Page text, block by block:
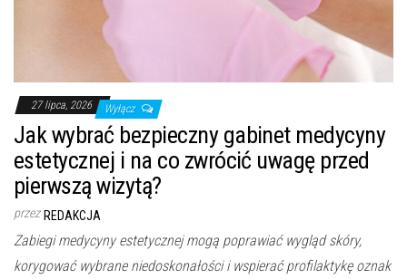
27 lipca, 2026 Wyłącz
Jak wybrać bezpieczny gabinet medycyny
estetycznej i na co zwrócić uwagę przed
pierwszą wizytą?
przez REDAKCJA
Zabiegi medycyny estetycznej mogą poprawiać wygląd skóry,
korygować wybrane niedoskonałości i wspierać profilaktykę oznak